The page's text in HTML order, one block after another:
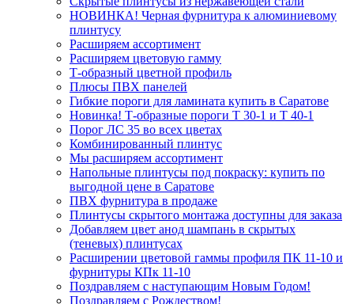
НОВИНКА! Черная фурнитура к алюминиевому
плинтусу
Расширяем ассортимент
Расширяем цветовую гамму
Т-образный цветной профиль
Плюсы ПВХ панелей
Гибкие пороги для ламината купить в Саратове
Новинка! Т-образные пороги Т 30-1 и Т 40-1
Порог ЛС 35 во всех цветах
Комбинированный плинтус
Мы расширяем ассортимент
Напольные плинтусы под покраску: купить по
выгодной цене в Саратове
ПВХ фурнитура в продаже
Плинтусы скрытого монтажа доступны для заказа
Добавляем цвет анод шампань в скрытых
(теневых) плинтусах
Расширении цветовой гаммы профиля ПК 11-10 и
фурнитуры КПк 11-10
Поздравляем с наступающим Новым Годом!
Поздравляем с Рождеством!